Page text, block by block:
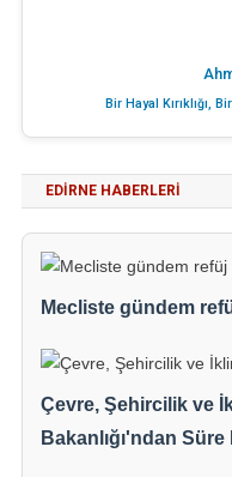
Bir Hayal Kırıklığı,
EDIRNE HABERLERI
Mecliste gündem
Çevre, Şehircilik ve
Bakanlığı'ndan Süre